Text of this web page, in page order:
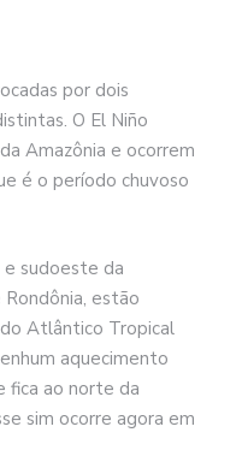
por dois
O El Niño
Amazônia e ocorrem
é o período chuvoso
sudoeste da
estão
Atlântico Tropical
aquecimento
fica ao norte da
sim ocorre agora em